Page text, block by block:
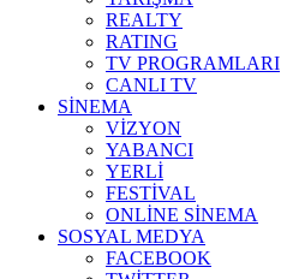
REALTY
RATING
TV PROGRAMLARI
CANLI TV
SİNEMA
VİZYON
YABANCI
YERLİ
FESTİVAL
ONLİNE SİNEMA
SOSYAL MEDYA
FACEBOOK